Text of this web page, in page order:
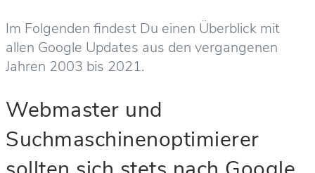
Im Folgenden findest Du einen Überblick mit
allen Google Updates aus den vergangenen
Jahren 2003 bis 2021.
Webmaster und
Suchmaschinenoptimierer